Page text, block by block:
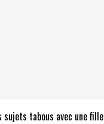
sujets tabous avec une fille